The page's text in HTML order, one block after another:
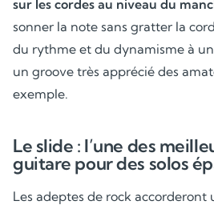
sur les cordes au niveau du
sonner la note sans gratter la
du rythme et du dynamisme à
un groove très apprécié des
exemple.
Le slide : l’une des
guitare pour des solos
Les adeptes de rock accorderont